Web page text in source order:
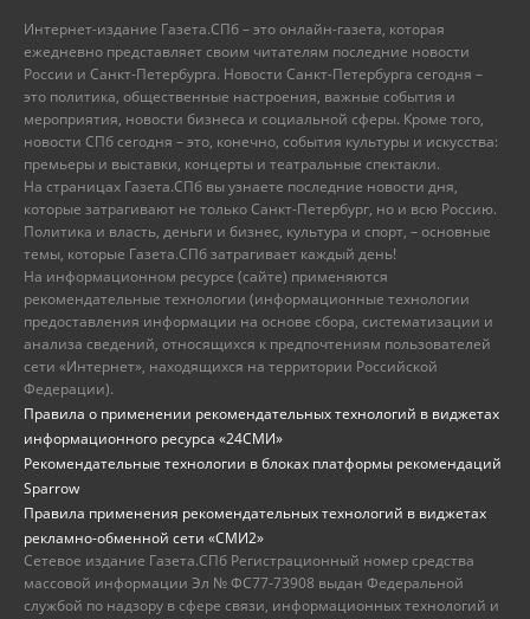
Интернет-издание Газета.СПб – это онлайн-газета, которая
ежедневно представляет своим читателям последние новости
России и Санкт-Петербурга. Новости Санкт-Петербурга сегодня –
это политика, общественные настроения, важные события и
мероприятия, новости бизнеса и социальной сферы. Кроме того,
новости СПб сегодня – это, конечно, события культуры и искусства:
премьеры и выставки, концерты и театральные спектакли.
На страницах Газета.СПб вы узнаете последние новости дня,
которые затрагивают не только Санкт-Петербург, но и всю Россию.
Политика и власть, деньги и бизнес, культура и спорт, – основные
темы, которые Газета.СПб затрагивает каждый день!
На информационном ресурсе (сайте) применяются
рекомендательные технологии (информационные технологии
предоставления информации на основе сбора, систематизации и
анализа сведений, относящихся к предпочтениям пользователей
сети «Интернет», находящихся на территории Российской
Федерации).
Правила о применении рекомендательных технологий в виджетах
информационного ресурса «24СМИ»
Рекомендательные технологии в блоках платформы рекомендаций
Sparrow
Правила применения рекомендательных технологий в виджетах
рекламно-обменной сети «СМИ2»
Сетевое издание Газета.СПб Регистрационный номер средства
массовой информации Эл № ФС77-73908 выдан Федеральной
службой по надзору в сфере связи, информационных технологий и